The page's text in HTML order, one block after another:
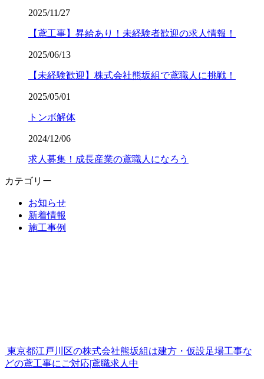
2025/11/27
【鳶工事】昇給あり！未経験者歓迎の求人情報！
2025/06/13
【未経験歓迎】株式会社熊坂組で鳶職人に挑戦！
2025/05/01
トンボ解体
2024/12/06
求人募集！成長産業の鳶職人になろう
カテゴリー
お知らせ
新着情報
施工事例
東京都江戸川区の株式会社熊坂組は建方・仮設足場工事な
どの鳶工事にご対応|鳶職求人中